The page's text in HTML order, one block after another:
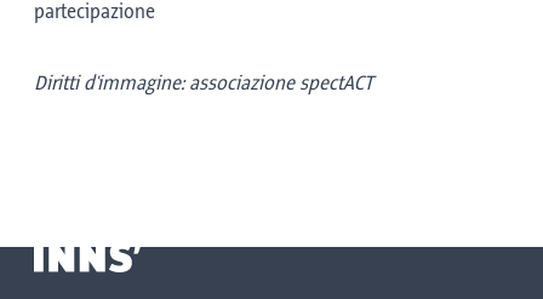
partecipazione
Diritti d'immagine: associazione spectACT